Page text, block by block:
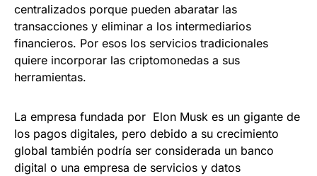
centralizados porque pueden abaratar las
transacciones y eliminar a los intermediarios
financieros. Por esos los servicios tradicionales
quiere incorporar las criptomonedas a sus
herramientas.
La empresa fundada por Elon Musk es un gigante de
los pagos digitales, pero debido a su crecimiento
global también podría ser considerada un banco
digital o una empresa de servicios y datos